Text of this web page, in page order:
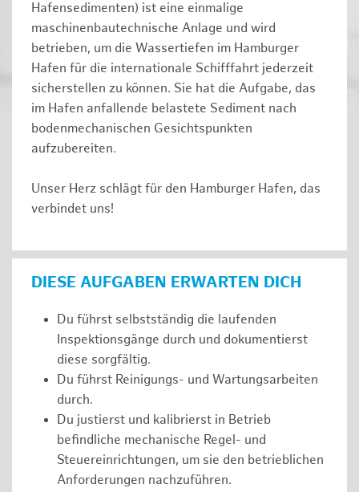
Hafensedimenten) ist eine einmalige
maschinenbautechnische Anlage und wird
betrieben, um die Wassertiefen im Hamburger
Hafen für die internationale Schifffahrt jederzeit
sicherstellen zu können. Sie hat die Aufgabe, das
im Hafen anfallende belastete Sediment nach
bodenmechanischen Gesichtspunkten
aufzubereiten.
Unser Herz schlägt für den Hamburger Hafen, das
verbindet uns!
DIESE AUFGABEN ERWARTEN DICH
Du führst selbstständig die laufenden
Inspektionsgänge durch und dokumentierst
diese sorgfältig.
Du führst Reinigungs- und Wartungsarbeiten
durch.
Du justierst und kalibrierst in Betrieb
befindliche mechanische Regel- und
Steuereinrichtungen, um sie den betrieblichen
Anforderungen nachzuführen.